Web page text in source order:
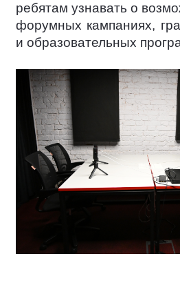
ребятам узнавать о
форумных кампаниях,
и образовательных